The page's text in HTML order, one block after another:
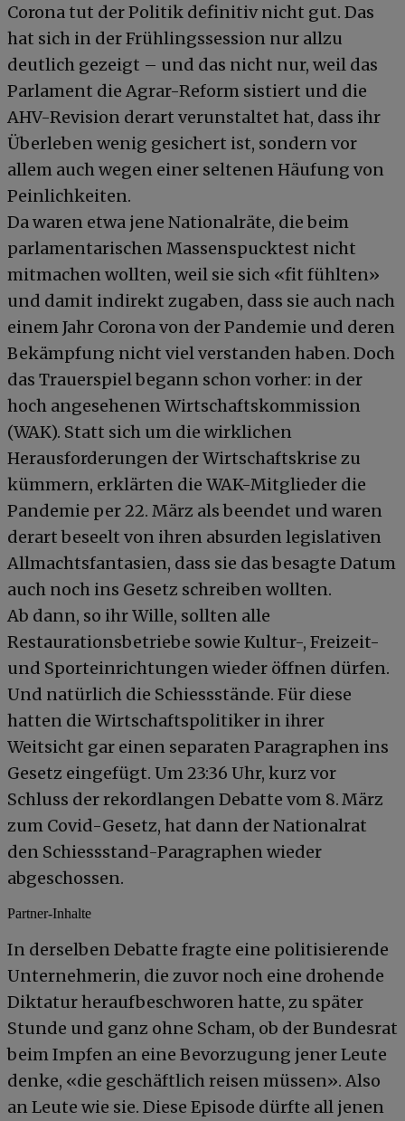
Corona tut der Politik definitiv nicht gut. Das
hat sich in der Frühlingssession nur allzu
deutlich gezeigt – und das nicht nur, weil das
Parlament die Agrar-Reform sistiert und die
AHV-Revision derart verunstaltet hat, dass ihr
Überleben wenig gesichert ist, sondern vor
allem auch wegen einer seltenen Häufung von
Peinlichkeiten.
Da waren etwa jene Nationalräte, die beim
parlamentarischen Massenspucktest nicht
mitmachen wollten, weil sie sich «fit fühlten»
und damit indirekt zugaben, dass sie auch nach
einem Jahr Corona von der Pandemie und deren
Bekämpfung nicht viel verstanden haben. Doch
das Trauerspiel begann schon vorher: in der
hoch angesehenen Wirtschaftskommission
(WAK). Statt sich um die wirklichen
Herausforderungen der Wirtschaftskrise zu
kümmern, erklärten die WAK-Mitglieder die
Pandemie per 22. März als beendet und waren
derart beseelt von ihren absurden legislativen
Allmachtsfantasien, dass sie das besagte Datum
auch noch ins Gesetz schreiben wollten.
Ab dann, so ihr Wille, sollten alle
Restaurationsbetriebe sowie Kultur-, Freizeit-
und Sporteinrichtungen wieder öffnen dürfen.
Und natürlich die Schiessstände. Für diese
hatten die Wirtschaftspolitiker in ihrer
Weitsicht gar einen separaten Paragraphen ins
Gesetz eingefügt. Um 23:36 Uhr, kurz vor
Schluss der rekordlangen Debatte vom 8. März
zum Covid-Gesetz, hat dann der Nationalrat
den Schiessstand-Paragraphen wieder
abgeschossen.
Partner-Inhalte
In derselben Debatte fragte eine politisierende
Unternehmerin, die zuvor noch eine drohende
Diktatur heraufbeschworen hatte, zu später
Stunde und ganz ohne Scham, ob der Bundesrat
beim Impfen an eine Bevorzugung jener Leute
denke, «die geschäftlich reisen müssen». Also
an Leute wie sie. Diese Episode dürfte all jenen